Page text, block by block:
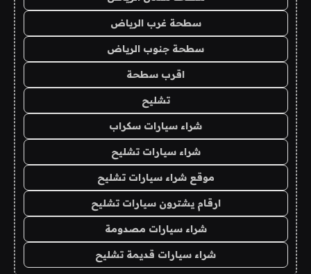
سطحة غرب الرياض
سطحة جنوب الرياض
اقرب سطحة
تشليح
شراء سيارات سكراب
شراء سيارات تشليح
موقع شراء سيارات تشليح
ارقام يشترون سيارات تشليح
شراء سيارات مصدومة
شراء سيارات قديمة تشليح